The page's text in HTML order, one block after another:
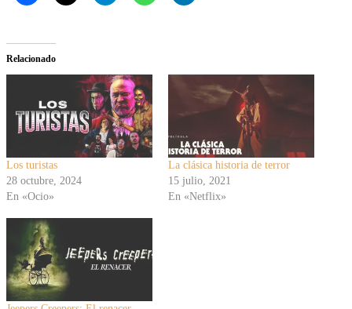
Relacionado
Los turistas
28 octubre, 2024
En «Ocio»
La clásica historia de terror
15 julio, 2021
En «Netflix»